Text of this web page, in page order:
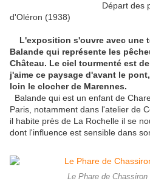
Départ des
d'Oléron (1938)
L'exposition s'ouvre avec une
Balande qui représente les
Château. Le ciel tourmenté est
j'aime ce paysage d'avant le
loin le clocher de Marennes.
Balande qui est un enfant de
Paris, notamment dans l'atelier de
il habite près de La Rochelle il se
dont l'influence est sensible dans
Le Phare de Chassiron